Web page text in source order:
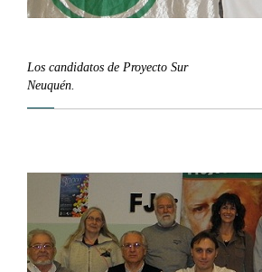
Los candidatos de Proyecto Sur
Neuquén.